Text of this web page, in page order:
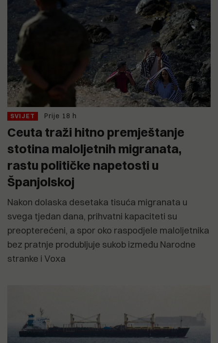
SVIJET Prije 18 h
Ceuta traži hitno premještanje
stotina maloljetnih migranata,
rastu političke napetosti u
Španjolskoj
Nakon dolaska desetaka tisuća migranata u
svega tjedan dana, prihvatni kapaciteti su
preopterećeni, a spor oko raspodjele maloljetnika
bez pratnje produbljuje sukob između Narodne
stranke i Voxa